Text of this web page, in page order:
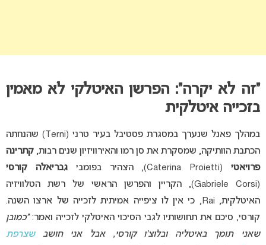
“זה לא יקרה”: הפרשן האיטלקי לא מאמין
בזכייה איטלקית
במהלך פאנל שנערך במסגרת פסטיבל בעיר טרני (Terni) שהנחתה
הכתבת הוותיקה, שמסקרת את סן רמו והאירוויזיון שנים רבות, קתרינה
פרויאטי(Caterina Proietti), הצהיר בפומבי
גבריאלה קורסי
(Gabriele Corsi), הקריין והפרשן הראשי של רשת הטלוויזיה
האיטלקית, Rai, כי אין לו ציפייה אמיתית לזכייה של ארצו השנה.
קורסי, סיכם את תחושותיו לגבי הסיכוי האיטלקי לזכייה ואמר:“כמובן
שאני תומך באיטליה ובלוצ’ו קורסי, אבל אני חושב
שצרפת